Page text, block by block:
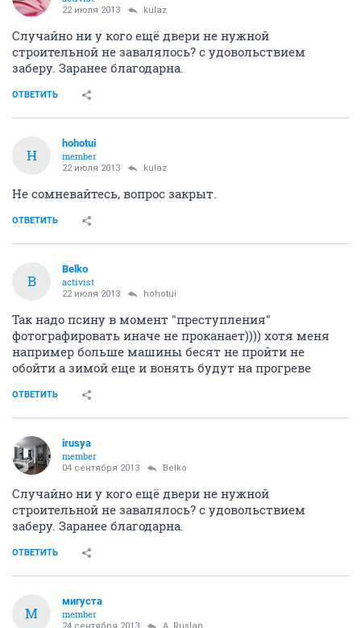
22 июля 2013 kulaz
Случайно ни у кого ещё двери не нужной
строительной не завалялось? с удовольствием
заберу. Заранее благодарна.
ОТВЕТИТЬ
H
hohotui
member
22 июля 2013 kulaz
Не сомневайтесь, вопрос закрыт.
ОТВЕТИТЬ
B
Belko
activist
22 июля 2013 hohotui
Так надо псину в момент "преступления"
фотографировать иначе не проканает)))) хотя меня
например больше машины бесят не пройти не
обойти а зимой еще и вонять будут на прогреве
ОТВЕТИТЬ
irusya
member
04 сентября 2013 Belko
Случайно ни у кого ещё двери не нужной
строительной не завалялось? с удовольствием
заберу. Заранее благодарна.
ОТВЕТИТЬ
М
мигуста
member
24 сентября 2013 A. Ruslan